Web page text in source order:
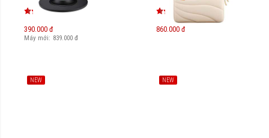
390.000 đ
Máy mới: 839.000 đ
860.000 đ
NEW NEW